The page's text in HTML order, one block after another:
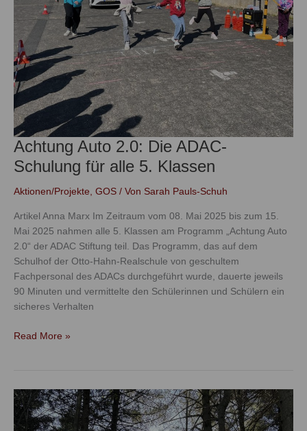
Achtung Auto 2.0: Die ADAC-
Schulung für alle 5. Klassen
Aktionen/Projekte GOS / Von Sarah Pauls-Schuh
Artikel Anna Marx Im Zeitraum vom 08. Mai 2025 bis zum 15.
Mai 2025 nahmen alle 5. Klassen am Programm „Achtung Auto
2.0“ der ADAC Stiftung teil. Das Programm, das auf dem
Schulhof der Otto-Hahn-Realschule von geschultem
Fachpersonal des ADACs durchgeführt wurde, dauerte jeweils
90 Minuten und vermittelte den Schülerinnen und Schülern ein
sicheres Verhalten
Schulung
für
alle
5.
Klassen
Read More »
Waldtag,
Klimafrühstück
und